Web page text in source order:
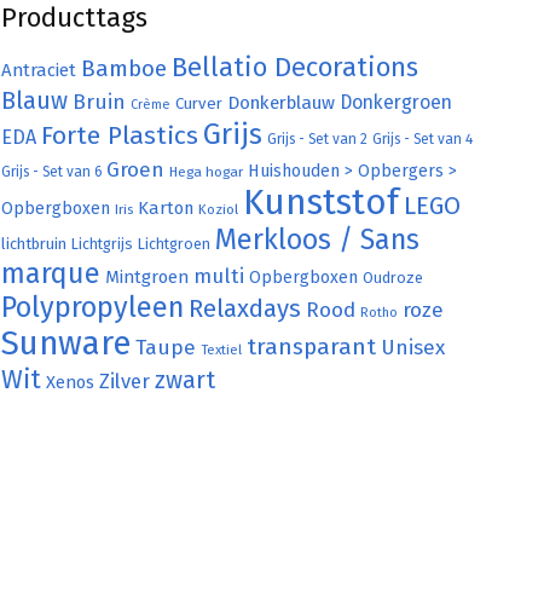
Producttags
Antraciet Bamboe Bellatio Decorations
Blauw Bruin Crème Curver Donkerblauw Donkergroen
EDA Forte Plastics Grijs Grijs - Set van 2 Grijs - Set van 4
Grijs - Set van 6 Groen Hega hogar Huishouden > Opbergers >
Opbergboxen Iris Karton Koziol Kunststof LEGO
lichtbruin Lichtgrijs Lichtgroen Merkloos / Sans
marque Mintgroen multi Opbergboxen Oudroze
Polypropyleen Relaxdays Rood Rotho roze
Sunware Taupe Textiel transparant Unisex
Wit Xenos Zilver zwart